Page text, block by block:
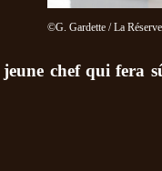
©G. Gardette / La
chef qui fera